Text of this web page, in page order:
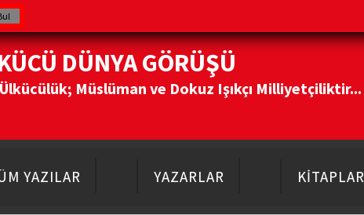
DÜNYA GÖRÜŞÜ
Ülkücülük; Müslüman ve Dokuz Işıkçı Milliyetçiliktir...
YAZILAR YAZARLAR KİTAPLAR